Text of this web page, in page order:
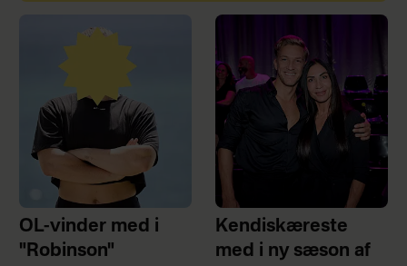
OL-vinder med i
"Robinson"
Kendiskæreste
med i ny sæson af